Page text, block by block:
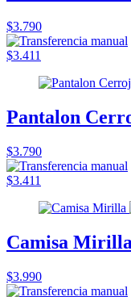
$3.790
$3.411
Pantalon
$3.790
$3.411
Camisa Mirilla
$3.990